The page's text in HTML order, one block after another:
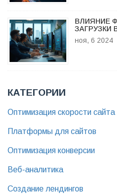
ВЛИЯНИЕ
ЗАГРУЗКИ
ноя, 6 2024
КАТЕГОРИИ
Оптимизация скорости сайта
Платформы для сайтов
Оптимизация конверсии
Веб-аналитика
Создание лендингов